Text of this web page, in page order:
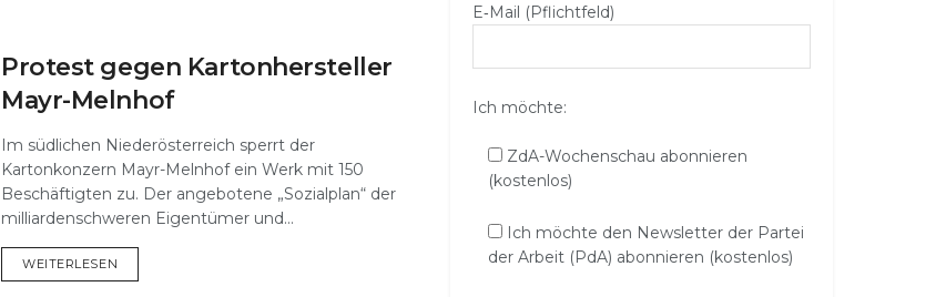
Protest gegen Kartonhersteller
Mayr-Melnhof
Im südlichen Niederösterreich sperrt der
Kartonkonzern Mayr-Melnhof ein Werk mit 150
Beschäftigten zu. Der angebotene „Sozialplan“ der
milliardenschweren Eigentümer und...
WEITERLESEN
E‑Mail (Pflichtfeld)
Ich möchte:
ZdA-Wochenschau abonnieren
(kostenlos)
Ich möchte den Newsletter der Partei
der Arbeit (PdA) abonnieren (kostenlos)